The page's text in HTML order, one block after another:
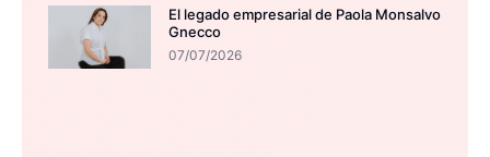
El legado empresarial de Paola Monsalvo
Gnecco
07/07/2026